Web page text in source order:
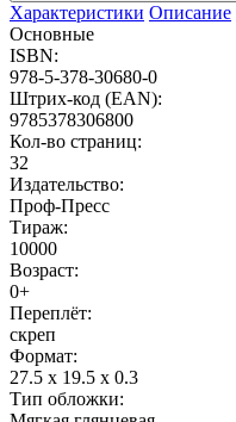
Характеристики Описание
Основные
ISBN:
978-5-378-30680-0
Штрих-код (EAN):
9785378306800
Кол-во страниц:
32
Издательство:
Проф-Пресс
Тираж:
10000
Возраст:
0+
Переплёт:
скреп
Формат:
27.5 x 19.5 x 0.3
Тип обложки: